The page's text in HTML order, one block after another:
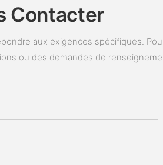
Contacter
aux exigences spécifiques.
ou des demandes de